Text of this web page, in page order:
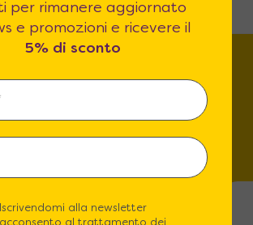
store più vicino a
te!
per rimanere aggiornato
e promozioni e ricevere il
5% di sconto
Iscrivendomi alla newsletter